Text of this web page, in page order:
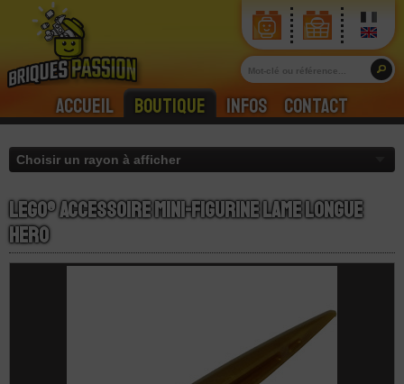
Accueil Boutique Infos Contact
LEGO® Accessoire Mini-Figurine Lame Longue
Hero